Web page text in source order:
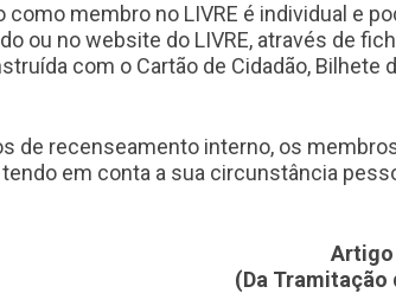
como membro no LIVRE é individual e
ou no website do LIVRE, através de
com o Cartão de Cidadão,
de recenseamento interno, os
em conta a sua circunstância
Artigo
(Da Tramitação